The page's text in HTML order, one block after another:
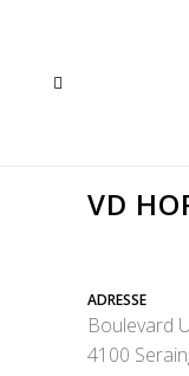
VD
ADRESSE
Boulevard
4100